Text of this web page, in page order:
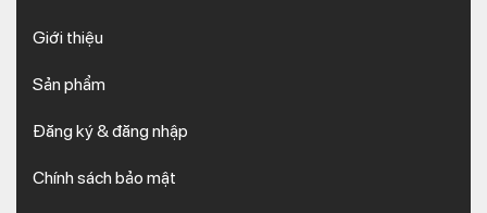
Giới thiệu
Sản phẩm
Đăng ký & đăng nhập
Chính sách bảo mật